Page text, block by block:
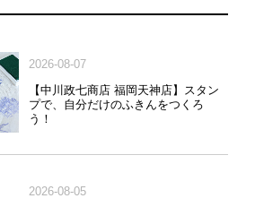
2026-08-07
【中川政七商店 福岡天神店】スタン
プで、自分だけのふきんをつくろ
う！
2026-08-05